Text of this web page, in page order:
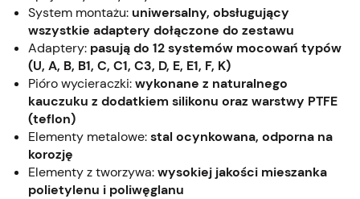
System montażu: uniwersalny, obsługujący
wszystkie adaptery dołączone do zestawu
Adaptery: pasują do 12 systemów mocowań typów
(U, A, B, B1, C, C1, C3, D, E, E1, F, K)
Pióro wycieraczki:wykonane z naturalnego
kauczuku z dodatkiem silikonu oraz warstwy PTFE
(teflon)
Elementy metalowe:stal ocynkowana, odporna na
korozję
Elementy z tworzywa:wysokiej jakości mieszanka
polietylenu i poliwęglanu